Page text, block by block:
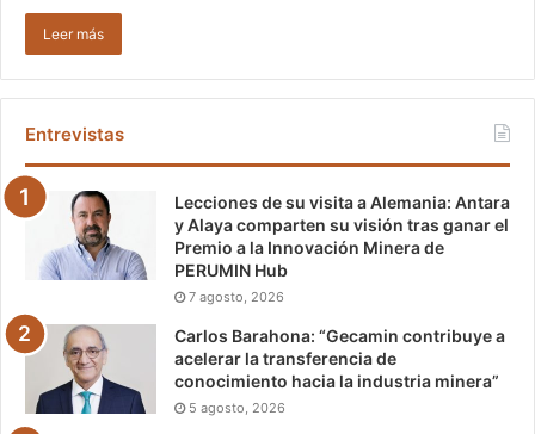
Leer más
Entrevistas
Lecciones de su visita a Alemania: Antara
y Alaya comparten su visión tras ganar el
Premio a la Innovación Minera de
PERUMIN Hub
7 agosto, 2026
Carlos Barahona: “Gecamin contribuye a
acelerar la transferencia de
conocimiento hacia la industria minera”
5 agosto, 2026